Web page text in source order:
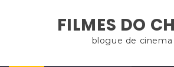
FILMES DO
blogue de cinema